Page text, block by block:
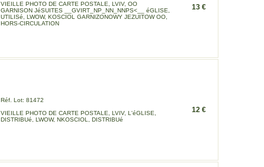
VIEILLE PHOTO DE CARTE POSTALE, LVIV, OO
GARNISON JéSUITES __GVIRT_NP_NN_NNPS<__ éGLISE,
UTILISé, LWOW, KOSCIOL GARNIZONOWY JEZUITOW OO,
HORS-CIRCULATION
13 €
Réf. Lot: 81472
VIEILLE PHOTO DE CARTE POSTALE, LVIV, L'éGLISE,
DISTRIBUé, LWOW, NKOSCIOL, DISTRIBUé
12 €